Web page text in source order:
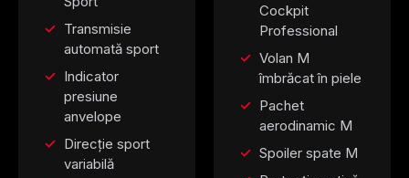
Transmisie
automată sport
Indicator
presiune
anvelope
Direcție sport
variabilă
Cockpit
Professional
Volan M
îmbrăcat în piele
Pachet
aerodinamic M
Spoiler spate M